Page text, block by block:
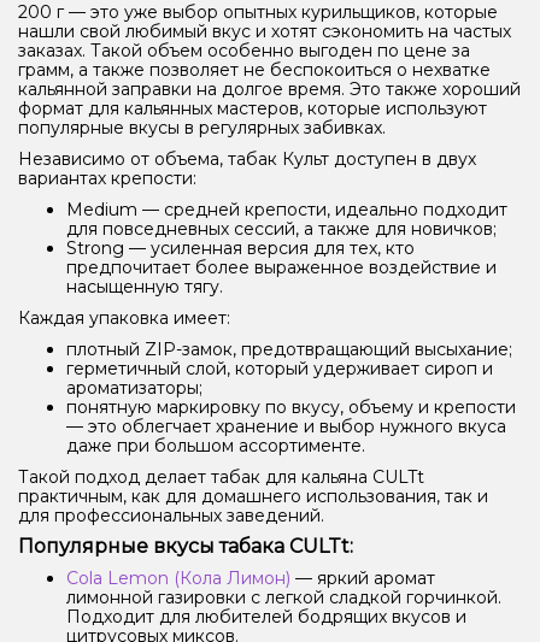
200 г — это уже выбор опытных курильщиков, которые
нашли свой любимый вкус и хотят сэкономить на частых
заказах. Такой объем особенно выгоден по цене за
грамм, а также позволяет не беспокоиться о нехватке
кальянной заправки на долгое время. Это также хороший
формат для кальянных мастеров, которые используют
популярные вкусы в регулярных забивках.
Независимо от объема, табак Культ доступен в двух
вариантах крепости:
Medium — средней крепости, идеально подходит
для повседневных сессий, а также для новичков;
Strong — усиленная версия для тех, кто
предпочитает более выраженное воздействие и
насыщенную тягу.
Каждая упаковка имеет:
плотный ZIP-замок, предотвращающий высыхание;
герметичный слой, который удерживает сироп и
ароматизаторы;
понятную маркировку по вкусу, объему и крепости
— это облегчает хранение и выбор нужного вкуса
даже при большом ассортименте.
Такой подход делает табак для кальяна CULTt
практичным, как для домашнего использования, так и
для профессиональных заведений.
Популярные вкусы табака CULTt:
Cola Lemon (Кола Лимон) — яркий аромат
лимонной газировки с легкой сладкой горчинкой.
Подходит для любителей бодрящих вкусов и
цитрусовых миксов.